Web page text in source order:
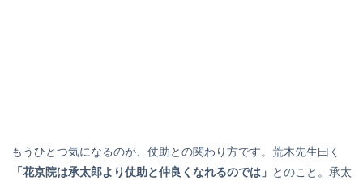
もうひとつ気になるのが、仗助との関わり方です。荒木先生曰く
「花京院は承太郎より仗助と仲良くなれるのでは」 とのこと。承太